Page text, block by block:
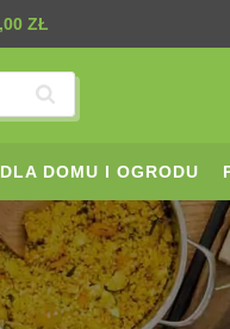
ZŁ
DLA DOMU I OGRODU